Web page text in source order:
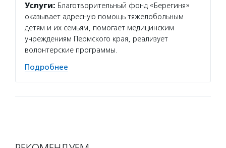
Услуги: Благотворительный фонд «Берегиня»
оказывает адресную помощь тяжелобольным
детям и их семьям, помогает медицинским
учреждениям Пермского края, реализует
волонтерские программы.
Подробнее